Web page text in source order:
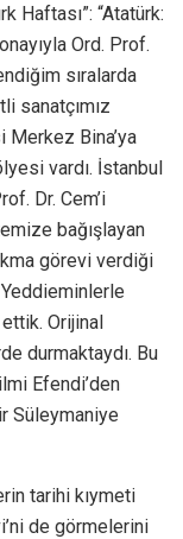
Haftası”: “Atatürk:
Ord. Prof.
sıralarda
sanatçımız
Merkez Bina’ya
vardı. İstanbul
Dr. Cem’i
bağışlayan
görevi verdiği
Orijinal
durmaktaydı. Bu
Efendi’den
Süleymaniye
tarihi kıymeti
de görmelerini